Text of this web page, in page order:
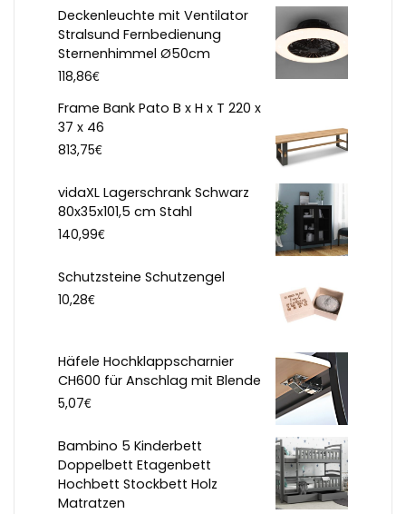
Deckenleuchte mit Ventilator
Stralsund Fernbedienung
Sternenhimmel Ø50cm
118,86€
Frame Bank Pato B x H x T 220 x
37 x 46
813,75€
vidaXL Lagerschrank Schwarz
80x35x101,5 cm Stahl
140,99€
Schutzsteine Schutzengel
10,28€
Häfele Hochklappscharnier
CH600 für Anschlag mit Blende
5,07€
Bambino 5 Kinderbett
Doppelbett Etagenbett
Hochbett Stockbett Holz
Matratzen